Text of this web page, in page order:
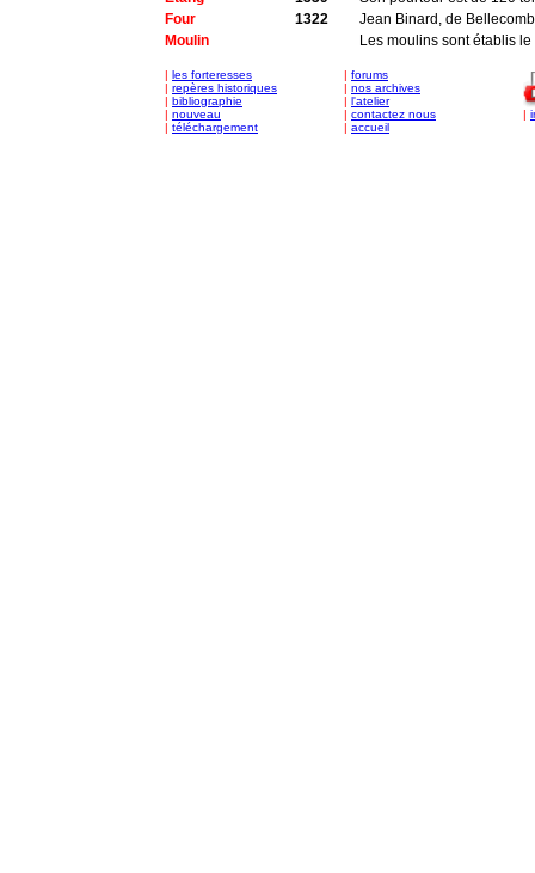
Four
1322
Jean Binard, de
Moulin
Les moulins sont établis
| les forteresses
| repères historiques
| bibliographie
| nouveau
| téléchargement
| forums
| nos archives
| l'atelier
| contactez nous
| accueil
|